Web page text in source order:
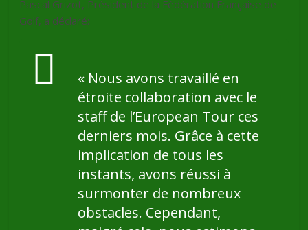
Pascal Grizot, Président de la Fédération Française de
Golf, a déclaré:
« Nous avons travaillé en
étroite collaboration avec le
staff de l’European Tour ces
derniers mois. Grâce à cette
implication de tous les
instants, avons réussi à
surmonter de nombreux
obstacles. Cependant,